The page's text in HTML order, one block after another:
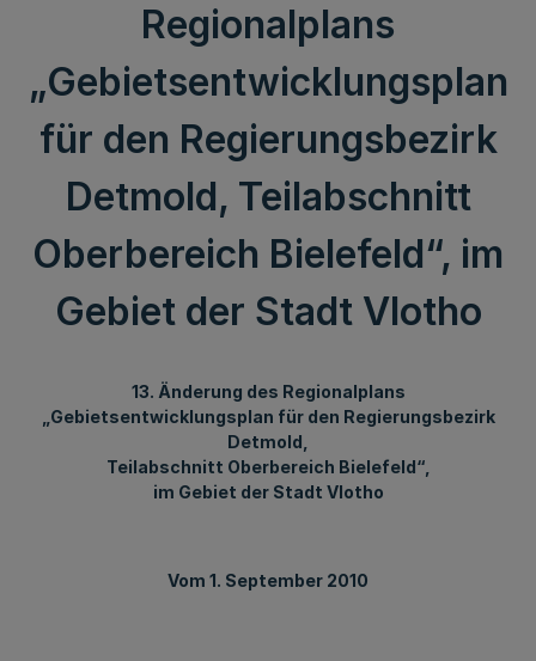
Regionalplans
„Gebietsentwicklungsplan
für den Regierungsbezirk
Detmold, Teilabschnitt
Oberbereich Bielefeld“, im
Gebiet der Stadt Vlotho
13. Änderung des Regionalplans
„Gebietsentwicklungsplan für den Regierungsbezirk
Detmold,
Teilabschnitt Oberbereich Bielefeld“,
im Gebiet der Stadt Vlotho
Vom 1. September 2010